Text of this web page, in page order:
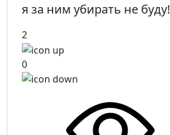
я за ним убирать не буду!
2
0